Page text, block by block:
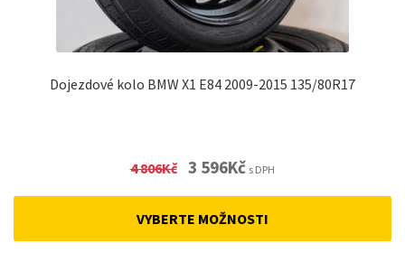
Dojezdové kolo BMW X1 E84 2009-2015 135/80R17
4 806Kč Original
3 596KčCurrent
s DPH
VYBERTE MOŽNOSTI